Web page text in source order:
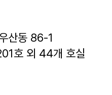
산동 86-1
호 외 44개 호실